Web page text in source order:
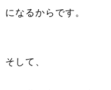
になるからです。
そして、